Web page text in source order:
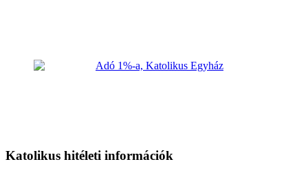
Katolikus hitéleti információk